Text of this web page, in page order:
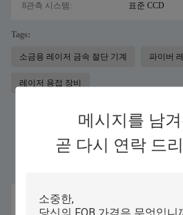
메시지를 남
곧 다시 연락 드
8관측 시스템: 표준 CCD
Tags:
소금용 레이저 금속 절단 기계 파이버
레이저 용접 장비
유사